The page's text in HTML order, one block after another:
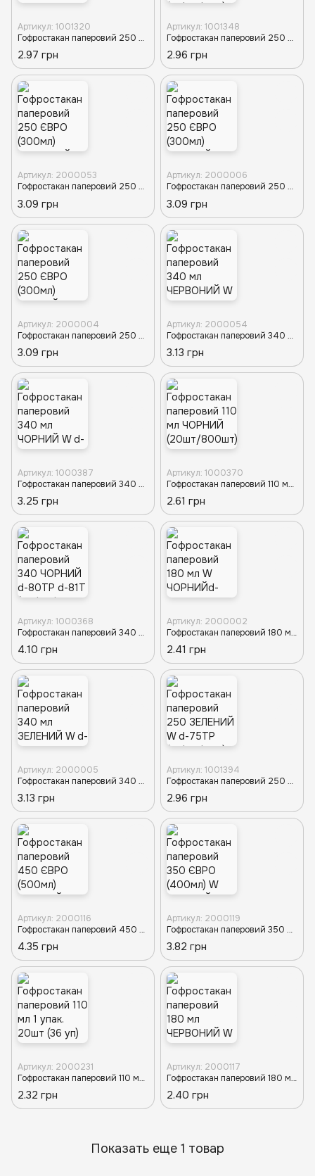
Артикул: 1001320
Гофростакан паперовий 250 мл ЧОРНИЙ W_d-76 (15/48/720) К
2.97 грн
Артикул: 1001348
Гофростакан паперовий 250 СИНІЙ W d-75ТР (15/48/720) К
2.96 грн
Артикул: 2000053
Гофростакан паперовий 250 ЄВРО (300мл) ЧЕРВОНИЙ d-80 W (20/44/880) К
3.09 грн
Артикул: 2000006
Гофростакан паперовий 250 ЄВРО (300мл) ЗЕЛЕНИЙ W D-80 TP-80 (20/44/880) К
3.09 грн
Артикул: 2000004
Гофростакан паперовий 250 ЄВРО (300мл) ЧОРНИЙ d-80 W (20/44/880) К
3.09 грн
Артикул: 2000054
Гофростакан паперовий 340 мл ЧЕРВОНИЙ W d-80TP d-81T (15/48/720) K
3.13 грн
Артикул: 1000387
Гофростакан паперовий 340 мл ЧОРНИЙ W d-80TP d-81T(15/48/720шт) K
3.25 грн
Артикул: 1000370
Гофростакан паперовий 110 мл ЧОРНИЙ (20шт/800шт) Т
2.61 грн
Артикул: 1000368
Гофростакан паперовий 340 ЧОРНИЙ d-80ТР d-81Т (20/28/560шт) Т
4.10 грн
Артикул: 2000002
Гофростакан паперовий 180 мл W ЧОРНИЙd-70D d-69EC (20/60/1200)) K
2.41 грн
Артикул: 2000005
Гофростакан паперовий 340 мл ЗЕЛЕНИЙ W d-80TP d-81T (15/48/720) K
3.13 грн
Артикул: 1001394
Гофростакан паперовий 250 ЗЕЛЕНИЙ W d-75ТР (15/48/720) К
2.96 грн
Артикул: 2000116
Гофростакан паперовий 450 ЄВРО (500мл) ЗЕЛЕНИЙ W d-89 (30/16/480) К
4.35 грн
Артикул: 2000119
Гофростакан паперовий 350 ЄВРО (400мл) W ЗЕЛЕНИЙ d-90 (20/32/640) К
3.82 грн
Артикул: 2000231
Гофростакан паперовий 110 мл 1 упак. 20шт (36 уп) Чорний К
2.32 грн
Артикул: 2000117
Гофростакан паперовий 180 мл ЧЕРВОНИЙ W d-70TP d-70T (20/60/1200) K
2.40 грн
Показать еще 1 товар